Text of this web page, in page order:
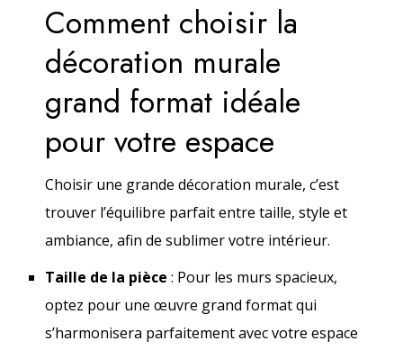
Comment choisir la
décoration murale
grand format idéale
pour votre espace
Choisir une grande décoration murale, c’est
trouver l’équilibre parfait entre taille, style et
ambiance, afin de sublimer votre intérieur.
Taille de la pièce : Pour les murs spacieux,
optez pour une œuvre grand format qui
s’harmonisera parfaitement avec votre espace